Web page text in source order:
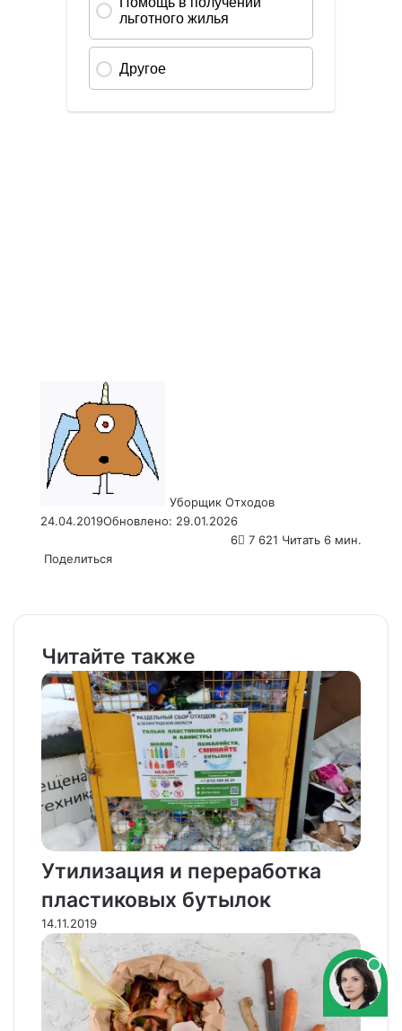
Уборщик Отходов
24.04.2019Обновлено: 29.01.2026
6
7 621 Читать 6 мин.
Поделиться
Читайте также
Утилизация и переработка
пластиковых бутылок
14.11.2019